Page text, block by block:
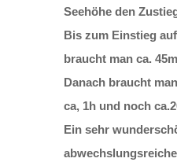
Seehöhe den
Bis zum Einstieg
braucht man ca.
Danach braucht
ca, 1h und noch
Ein sehr